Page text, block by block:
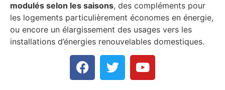
modulés selon les saisons, des compléments pour
les logements particulièrement économes en énergie,
ou encore un élargissement des usages vers les
installations d’énergies renouvelables domestiques.